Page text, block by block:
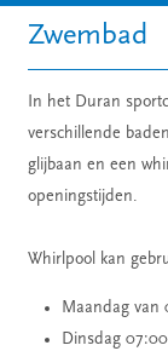
Zwembad
In het Duran
verschillende
glijbaan en een
openingstijden.
Whirlpool kan
Maandag
Dinsdag 07:00